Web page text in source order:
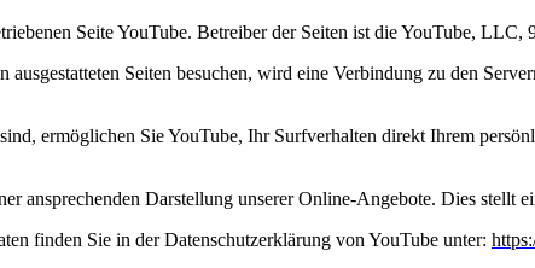
Seite YouTube. Betreiber der Seiten ist die YouTube,
ausgestatteten Seiten besuchen, wird eine Verbindung zu den
ermöglichen Sie YouTube, Ihr Surfverhalten direkt Ihrem
ansprechenden Darstellung unserer Online-Angebote. Dies
finden Sie in der Datenschutzerklärung von YouTube unter: